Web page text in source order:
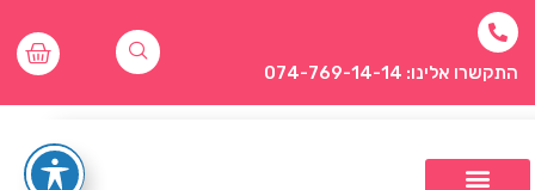
התקשרו אלינו: 074-769-14-14